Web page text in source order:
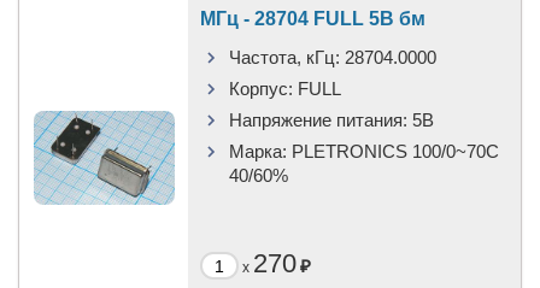
МГц - 28704 FULL 5В бм
Частота, кГц: 28704.0000
Корпус: FULL
Напряжение питания: 5В
Марка: PLETRONICS 100/0~70C
40/60%
x 270₽